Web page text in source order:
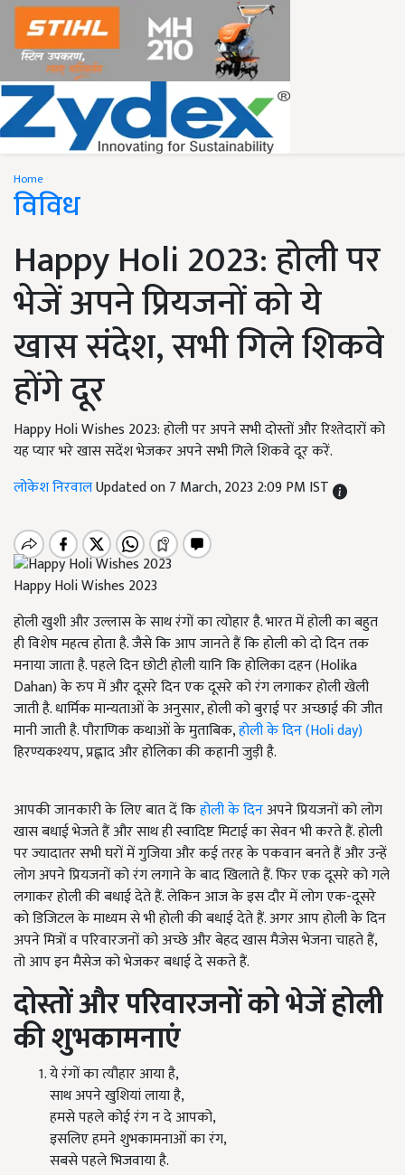
Home
विविध
Happy Holi 2023: होली पर
भेजें अपने प्रियजनों को ये
खास संदेश, सभी गिले शिकवे
होंगे दूर
Happy Holi Wishes 2023: होली पर अपने सभी दोस्तों और रिश्तेदारों को
यह प्यार भरे खास सदेंश भेजकर अपने सभी गिले शिकवे दूर करें.
लोकेश निरवालUpdated on 7 March, 2023 2:09 PM IST
Happy Holi Wishes 2023
होली खुशी और उल्लास के साथ रंगों का त्योहार है. भारत में होली का बहुत
ही विशेष महत्व होता है. जैसे कि आप जानते हैं कि होली को दो दिन तक
मनाया जाता है. पहले दिन छोटी होली यानि कि होलिका दहन (Holika
Dahan) के रुप में और दूसरे दिन एक दूसरे को रंग लगाकर होली खेली
जाती है. धार्मिक मान्यताओं के अनुसार, होली को बुराई पर अच्छाई की जीत
मानी जाती है. पौराणिक कथाओं के मुताबिक,होली के दिन (Holi day)
हिरण्यकश्यप, प्रह्लाद और होलिका की कहानी जुड़ी है.
आपकी जानकारी के लिए बात दें किहोली के दिनअपने प्रियजनों को लोग
खास बधाई भेजते हैं और साथ ही स्वादिष्ट मिटाई का सेवन भी करते हैं. होली
पर ज्यादातर सभी घरों में गुजिया और कई तरह के पकवान बनते हैं और उन्हें
लोग अपने प्रियजनों को रंग लगाने के बाद खिलाते हैं. फिर एक दूसरे को गले
लगाकर होली की बधाई देते हैं. लेकिन आज के इस दौर में लोग एक-दूसरे
को डिजिटल के माध्यम से भी होली की बधाई देते हैं. अगर आप होली के दिन
अपने मित्रों व परिवारजनों को अच्छे और बेहद खास मैजेस भेजना चाहते हैं,
तो आप इन मैसेज को भेजकर बधाई दे सकते हैं.
दोस्तों और परिवारजनों को भेजेंहोली
की शुभकामनाएं
ये रंगों का त्यौहार आया है,
साथ अपने खुशियां लाया है,
हमसे पहले कोई रंग न दे आपको,
इसलिए हमने शुभकामनाओं का रंग,
सबसे पहले भिजवाया है.